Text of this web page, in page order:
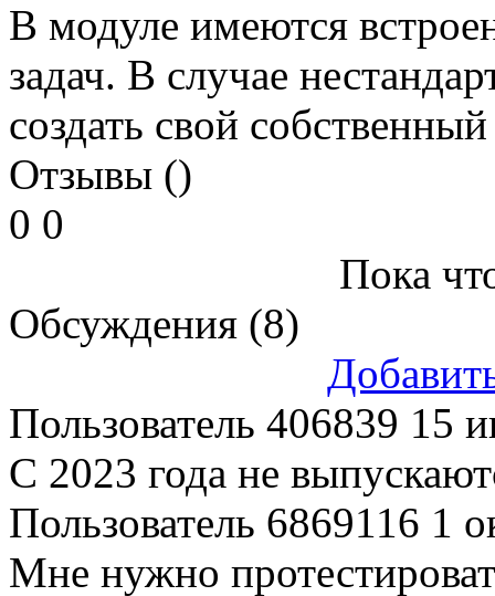
В модуле имеются
задач. В случае
создать свой
Отзывы ()
0 0
Пока
Обсуждения (8)
Пользователь 406839 15
С 2023 года не
Пользователь 6869116 1
Мне нужно